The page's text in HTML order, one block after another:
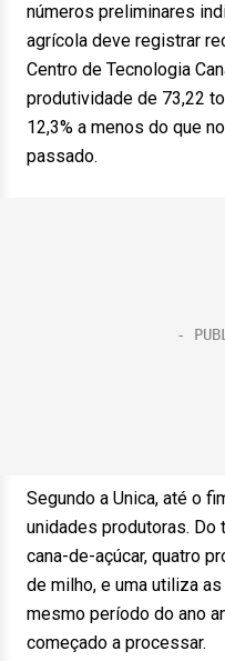
números preliminares
agrícola deve registrar
Centro de Tecnologia
produtividade de 73,22
12,3% a menos do que
passado.
Segundo a Unica, até o
unidades produtoras. Do
cana-de-açúcar, quatro
de milho, e uma utiliza
mesmo período do ano
começado a processar.